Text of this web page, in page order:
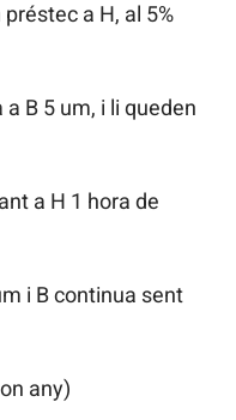
a H, al 5%
B 5 um, i li queden
a H 1 hora de
i B continua sent
any)